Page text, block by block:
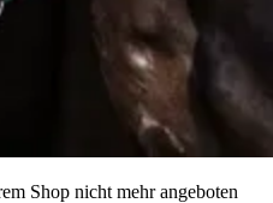
Shop nicht mehr angeboten